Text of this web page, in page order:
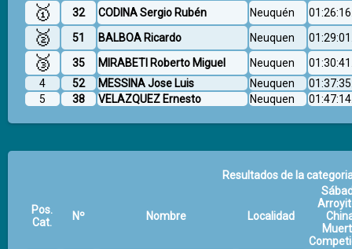
🥇 32 CODINA Sergio Rubén Neuquén
🥈 51 BALBOA Ricardo Neuquen
🥉 35 MIRABETI Roberto Miguel Neuquen
4
52 MESSINA Jose Luis Neuquen
5
38 VELAZQUEZ Ernesto Neuquen
Resultados de la
Pos.
Cat.
Nº Nombre Localidad